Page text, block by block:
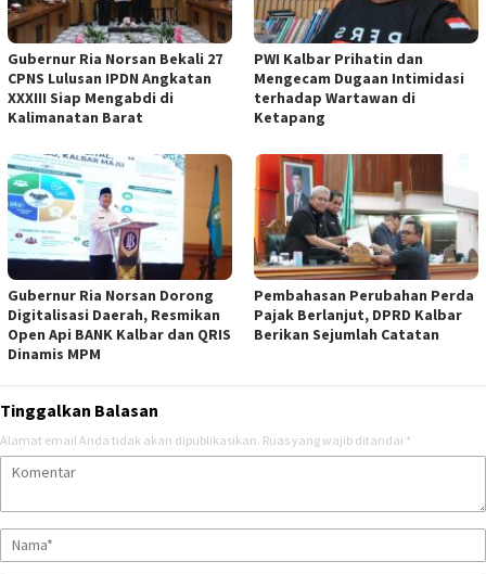
Gubernur Ria Norsan Bekali 27
CPNS Lulusan IPDN Angkatan
XXXIII Siap Mengabdi di
Kalimanatan Barat
PWI Kalbar Prihatin dan
Mengecam Dugaan Intimidasi
terhadap Wartawan di
Ketapang
Gubernur Ria Norsan Dorong
Digitalisasi Daerah, Resmikan
Open Api BANK Kalbar dan QRIS
Dinamis MPM
Pembahasan Perubahan Perda
Pajak Berlanjut, DPRD Kalbar
Berikan Sejumlah Catatan
Tinggalkan Balasan
Alamat email Anda tidak akan dipublikasikan. Ruas yang wajib ditandai *